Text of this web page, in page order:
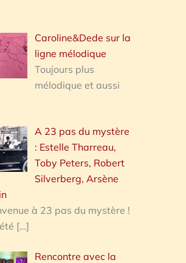
Caroline&Dede sur la
ligne mélodique
Toujours plus
mélodique et aussi
A 23 pas du mystère
: Estelle Tharreau,
Toby Peters, Robert
Silverberg, Arsène
à 23 pas du mystère !
[…]
Rencontre avec la